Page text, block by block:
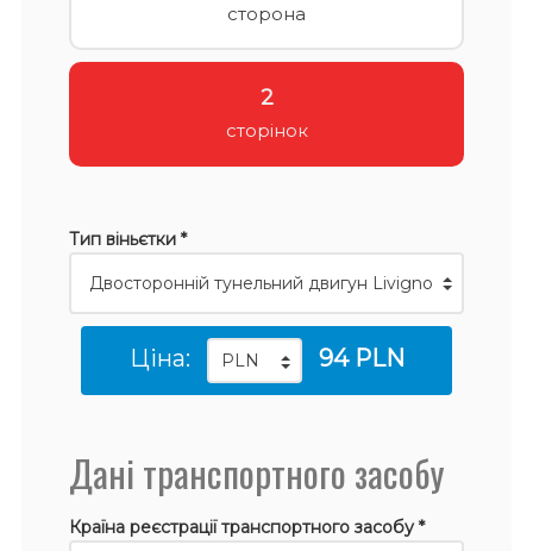
сторона
2
сторінок
Тип віньєтки *
Ціна: 94 PLN
Дані транспортного засобу
Країна реєстрації транспортного засобу *